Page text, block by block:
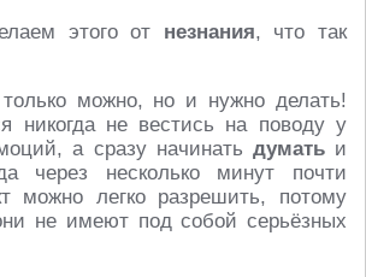
этого от незнания, что так
можно, но и нужно делать!
никогда не вестись на поводу у
а сразу начинать думатьи
через несколько минут почти
можно легко разрешить, потому
не имеют под собой серьёзных